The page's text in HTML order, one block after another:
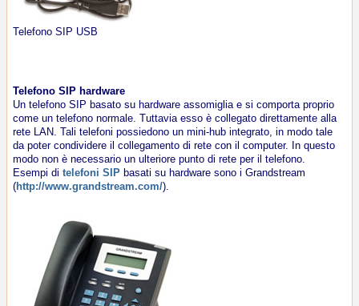
Telefono SIP USB
Telefono SIP hardware
Un telefono SIP basato su hardware assomiglia e si comporta proprio
come un telefono normale. Tuttavia esso è collegato direttamente alla
rete LAN. Tali telefoni possiedono un mini-hub integrato, in modo tale
da poter condividere il collegamento di rete con il computer. In questo
modo non è necessario un ulteriore punto di rete per il telefono.
Esempi di telefoni SIP basati su hardware sono i Grandstream
(http://www.grandstream.com/).